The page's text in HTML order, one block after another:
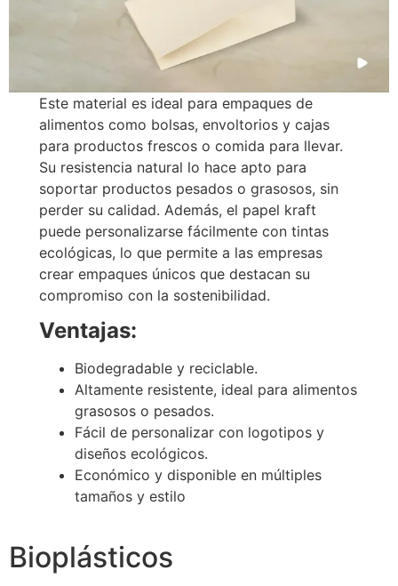
Este material es ideal para empaques de
alimentos como bolsas, envoltorios y cajas
para productos frescos o comida para llevar.
Su resistencia natural lo hace apto para
soportar productos pesados o grasosos, sin
perder su calidad. Además, el papel kraft
puede personalizarse fácilmente con tintas
ecológicas, lo que permite a las empresas
crear empaques únicos que destacan su
compromiso con la sostenibilidad.
Ventajas:
Biodegradable y reciclable.
Altamente resistente, ideal para alimentos
grasosos o pesados.
Fácil de personalizar con logotipos y
diseños ecológicos.
Económico y disponible en múltiples
tamaños y estilo
Bioplásticos